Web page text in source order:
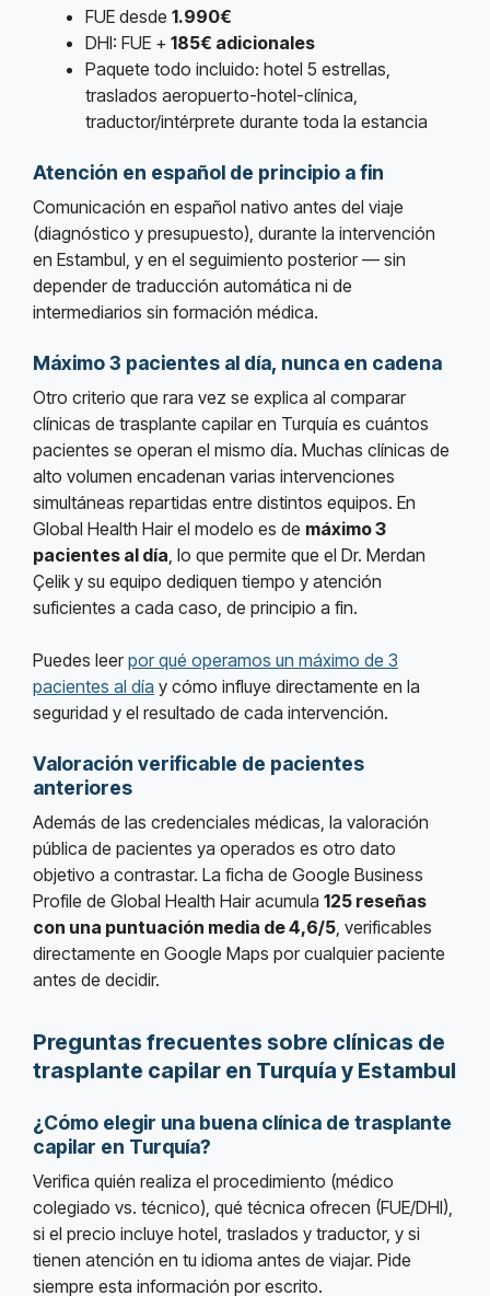
FUE desde 1.990€
DHI: FUE + 185€ adicionales
Paquete todo incluido: hotel 5 estrellas,
traslados aeropuerto-hotel-clínica,
traductor/intérprete durante toda la estancia
Atención en español de principio a fin
Comunicación en español nativo antes del viaje
(diagnóstico y presupuesto), durante la intervención
en Estambul, y en el seguimiento posterior — sin
depender de traducción automática ni de
intermediarios sin formación médica.
Máximo 3 pacientes al día, nunca en cadena
Otro criterio que rara vez se explica al comparar
clínicas de trasplante capilar en Turquía es cuántos
pacientes se operan el mismo día. Muchas clínicas de
alto volumen encadenan varias intervenciones
simultáneas repartidas entre distintos equipos. En
Global Health Hair el modelo es de máximo 3
pacientes al día, lo que permite que el Dr. Merdan
Çelik y su equipo dediquen tiempo y atención
suficientes a cada caso, de principio a fin.
Puedes leerpor qué operamos un máximo de 3
pacientes al día y cómo influye directamente en la
seguridad y el resultado de cada intervención.
Valoración verificable de pacientes
anteriores
Además de las credenciales médicas, la valoración
pública de pacientes ya operados es otro dato
objetivo a contrastar. La ficha de Google Business
Profile de Global Health Hair acumula 125 reseñas
con una puntuación media de 4,6/5, verificables
directamente en Google Maps por cualquier paciente
antes de decidir.
Preguntas frecuentes sobre clínicas de
trasplante capilar en Turquía y Estambul
¿Cómo elegir una buena clínica de trasplante
capilar en Turquía?
Verifica quién realiza el procedimiento (médico
colegiado vs. técnico), qué técnica ofrecen (FUE/DHI),
si el precio incluye hotel, traslados y traductor, y si
tienen atención en tu idioma antes de viajar. Pide
siempre esta información por escrito.